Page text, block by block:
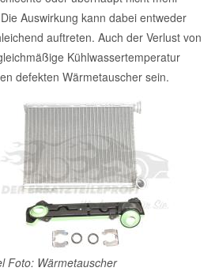
Auswirkung kann dabei entweder
auftreten. Auch der Verlust von
Kühlwassertemperatur
defekten Wärmetauscher sein.
Foto: Wärmetauscher